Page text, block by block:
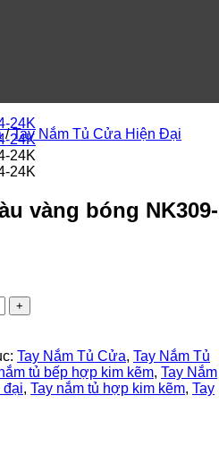
/ Tay Nắm Tủ Cửa Hiện Đại
vàng bóng NK309-
Tay Nắm Tủ Cửa, Tay Nắm Tủ
tủ bếp hợp kim kẽm, Tay Nắm
đại, Tay nắm tủ hợp kim kẽm, Tay